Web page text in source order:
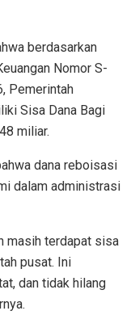
berdasarkan
Nomor S-
Pemerintah
Sisa Dana Bagi
miliar.
dana reboisasi
dalam administrasi
masih terdapat sisa
pusat. Ini
dan tidak hilang